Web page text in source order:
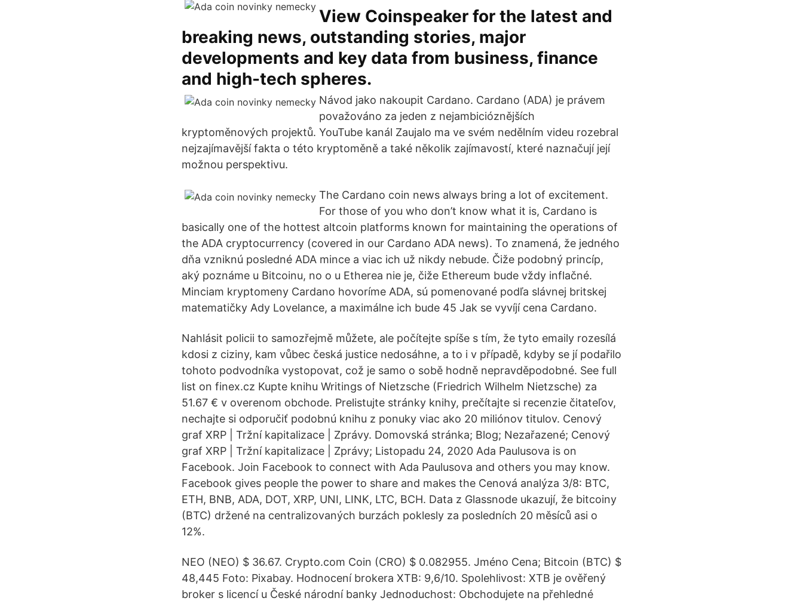
View Coinspeaker for the latest and
breaking news, outstanding stories, major
developments and key data from business, finance
and high-tech spheres.
Návod jako nakoupit Cardano. Cardano (ADA) je právem
považováno za jeden z nejambicióznějších
kryptoměnových projektů. YouTube kanál Zaujalo ma ve svém nedělním videu rozebral
nejzajímavější fakta o této kryptoměně a také několik zajímavostí, které naznačují její
možnou perspektivu.
The Cardano coin news always bring a lot of excitement.
For those of you who don’t know what it is, Cardano is
basically one of the hottest altcoin platforms known for maintaining the operations of
the ADA cryptocurrency (covered in our Cardano ADA news). To znamená, že jedného
dňa vzniknú posledné ADA mince a viac ich už nikdy nebude. Čiže podobný princíp,
aký poznáme u Bitcoinu, no o u Etherea nie je, čiže Ethereum bude vždy inflačné.
Minciam kryptomeny Cardano hovoríme ADA, sú pomenované podľa slávnej britskej
matematičky Ady Lovelance, a maximálne ich bude 45 Jak se vyvíjí cena Cardano.
Nahlásit policii to samozřejmě můžete, ale počítejte spíše s tím, že tyto emaily rozesílá
kdosi z ciziny, kam vůbec česká justice nedosáhne, a to i v případě, kdyby se jí podařilo
tohoto podvodníka vystopovat, což je samo o sobě hodně nepravděpodobné. See full
list on finex.cz Kupte knihu Writings of Nietzsche (Friedrich Wilhelm Nietzsche) za
51.67 € v overenom obchode. Prelistujte stránky knihy, prečítajte si recenzie čitateľov,
nechajte si odporučiť podobnú knihu z ponuky viac ako 20 miliónov titulov. Cenový
graf XRP | Tržní kapitalizace | Zprávy. Domovská stránka; Blog; Nezařazené; Cenový
graf XRP | Tržní kapitalizace | Zprávy; Listopadu 24, 2020 Ada Paulusova is on
Facebook. Join Facebook to connect with Ada Paulusova and others you may know.
Facebook gives people the power to share and makes the Cenová analýza 3/8: BTC,
ETH, BNB, ADA, DOT, XRP, UNI, LINK, LTC, BCH. Data z Glassnode ukazují, že bitcoiny
(BTC) držené na centralizovaných burzách poklesly za posledních 20 měsíců asi o
12%.
NEO (NEO) $ 36.67. Crypto.com Coin (CRO) $ 0.082955. Jméno Cena; Bitcoin (BTC) $
48,445 Foto: Pixabay. Hodnocení brokera XTB: 9,6/10. Spolehlivost: XTB je ověřený
broker s licencí u České národní banky Jednoduchost: Obchodujete na přehledné